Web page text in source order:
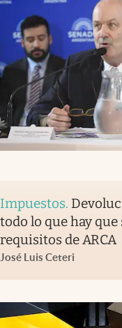
Impuestos.
todo lo que hay
requisitos de ARCA
José Luis Ceteri